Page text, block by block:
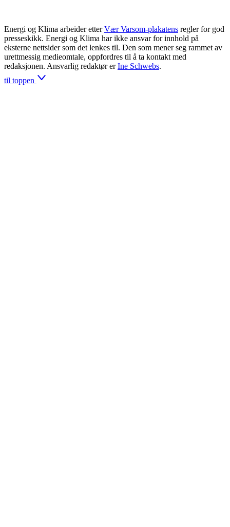
Energi og Klima arbeider etter Vær Varsom-plakatens regler for god
presseskikk. Energi og Klima har ikke ansvar for innhold på
eksterne nettsider som det lenkes til. Den som mener seg rammet av
urettmessig medieomtale, oppfordres til å ta kontakt med
redaksjonen. Ansvarlig redaktør er Ine Schwebs.
til toppen